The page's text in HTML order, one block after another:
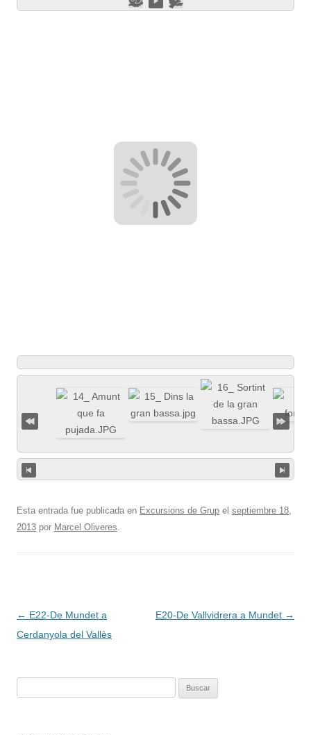
Esta entrada fue publicada en Excursions de Grup el septiembre 18,
2013 por Marcel Oliveres.
Navegación
de
← E22-De Mundet a
Cerdanyola del Vallès
E20-De Vallvidrera a Mundet →